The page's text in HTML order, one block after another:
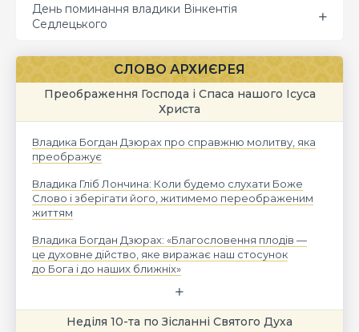
День поминання владики Вінкентія
Седлецького
СЛОВО АРХИЄРЕЯ
Преображення Господа і Спаса нашого Ісуса
Христа
Владика Богдан Дзюрах про справжню молитву, яка
преображує
Владика Гліб Лончина: Коли будемо слухати Боже
Слово і зберігати його, житимемо переображеним
життям
Владика Богдан Дзюрах: «Благословення плодів —
це духовне дійство, яке виражає наш стосунок
до Бога і до наших ближніх»
Неділя 10-та по Зісланні Святого Духа